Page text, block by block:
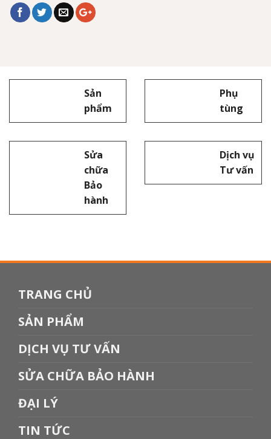
Sản
phẩm
Phụ
tùng
Sửa
chữa
Bảo
hành
Dịch vụ
Tư vấn
TRANG CHỦ
SẢN PHẨM
DỊCH VỤ TƯ VẤN
SỬA CHỮA BẢO HÀNH
ĐẠI LÝ
TIN TỨC